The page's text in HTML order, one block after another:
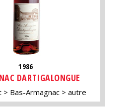
1986
DARTIGALONGUE
Bas-Armagnac autre